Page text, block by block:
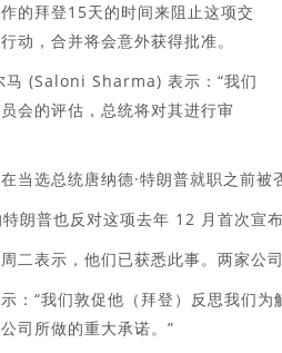
的拜登15天的时间来阻止这项交
动，合并将会意外获得批准。
马 (Saloni Sharma) 表示：“我们
会的评估，总统将对其进行审
当选总统唐纳德·特朗普就职之前被
朗普也反对这项去年 12 月首次宣布
二表示，他们已获悉此事。两家公
：“我们敦促他（拜登）反思我们
司所做的重大承诺。”